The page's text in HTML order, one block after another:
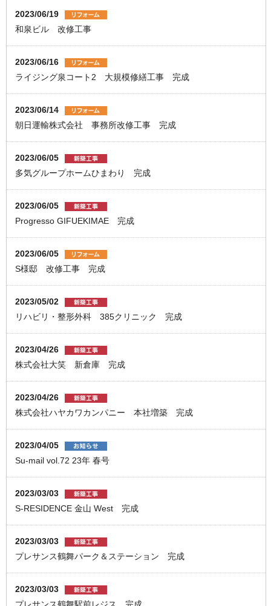
2023/06/19
和泉ビル 改修工事
2023/06/16
ライジング泉コート2 大規模修繕工事 完成
2023/06/14
朝日運輸株式会社 事務所改修工事 完成
2023/06/05
多気グループホームひまわり 完成
2023/06/05
Progresso GIFUEKIMAE 完成
2023/06/05
S様邸 改修工事 完成
2023/05/02
リハビリ・整形外科 385クリニック 完成
2023/04/26
株式会社大笑 新倉庫 完成
2023/04/26
株式会社ハヤカワカンパニー 本社増築 完成
2023/04/05
Su-mail vol.72 23年 春号
2023/03/03
S-RESIDENCE 金山 West 完成
2023/03/03
プレサンス鶴舞パーク＆ステーション 完成
2023/03/03